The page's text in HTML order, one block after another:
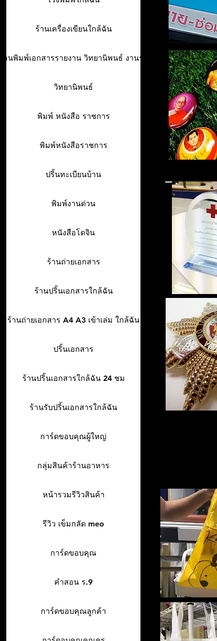
ร้านเครื่องเขียนใกล้ฉัน
านพิมพ์เอกสารรายงาน วิทยานิพนธ์ งานรา
วิทยานิพนธ์
พิมพ์ หนังสือ ราชการ
พิมพ์หนังสือราชการ
ปริ้นทะเบียนบ้าน
พิมพ์งานด่วน
หนังสือโดจิน
ร้านถ่ายเอกสาร
ร้านปริ้นเอกสารใกล้ฉัน
ร้านถ่ายเอกสาร A4 A3 เข้าเล่ม ใกล้ฉัน
ปริ้นเอกสาร
ร้านปริ้นเอกสารใกล้ฉัน 24 ชม
ร้านรับปริ้นเอกสารใกล้ฉัน
การ์ดขอบคุณผู้ใหญ่
กลุ่มสินค้าร้านอาหาร
หน้ารวมรีวิวสินค้า
รีวิว เข็มกลัด meo
การ์ดขอบคุณ
คำสอน ร.9
การ์ดขอบคุณลูกค้า